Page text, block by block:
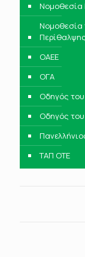
Νομοθεσία
Νομοθεσία
Περίθαλψης
ΟΑΕΕ
ΟΓΑ
Οδηγός
Οδηγός
ΤΑΠ ΟΤΕ